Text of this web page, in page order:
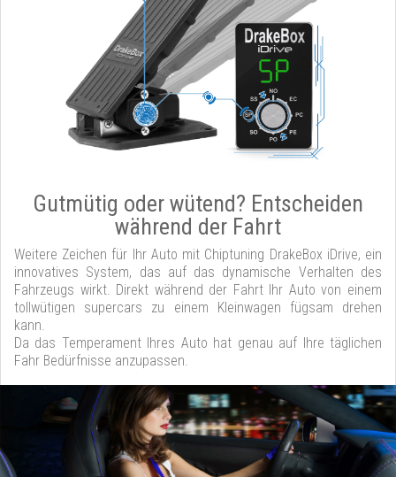
Gutmütig oder wütend? Entscheiden
während der Fahrt
Weitere Zeichen für Ihr Auto mit Chiptuning DrakeBox iDrive, ein
innovatives System, das auf das dynamische Verhalten des
Fahrzeugs wirkt. Direkt während der Fahrt Ihr Auto von einem
tollwütigen supercars zu einem Kleinwagen fügsam drehen
kann.
Da das Temperament Ihres Auto hat genau auf Ihre täglichen
Fahr Bedürfnisse anzupassen.